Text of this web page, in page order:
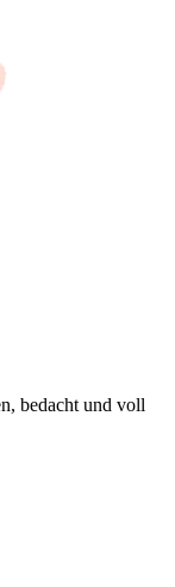
bedacht und voll